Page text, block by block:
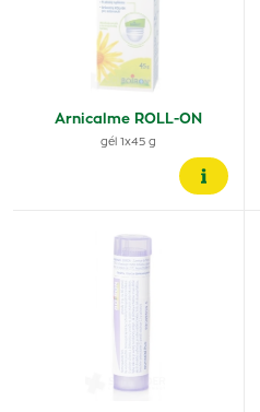
Arnicalme ROLL-ON
gél 1x45 g